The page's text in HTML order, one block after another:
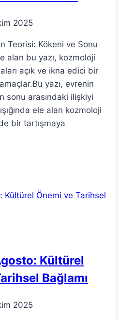
2025
Teorisi: Kökeni ve Sonu
alan bu yazı, kozmoloji
açık ve ikna edici bir
yazı, evrenin
sonu arasındaki ilişkiyi
ele alan kozmoloji
bir tartışmaya
Kültürel
Bağlamı
2025